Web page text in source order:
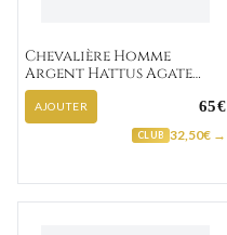
Chevalière Homme
Argent Hattus Agate
Noir
AJOUTER 65€
CLUB 32,50€ →